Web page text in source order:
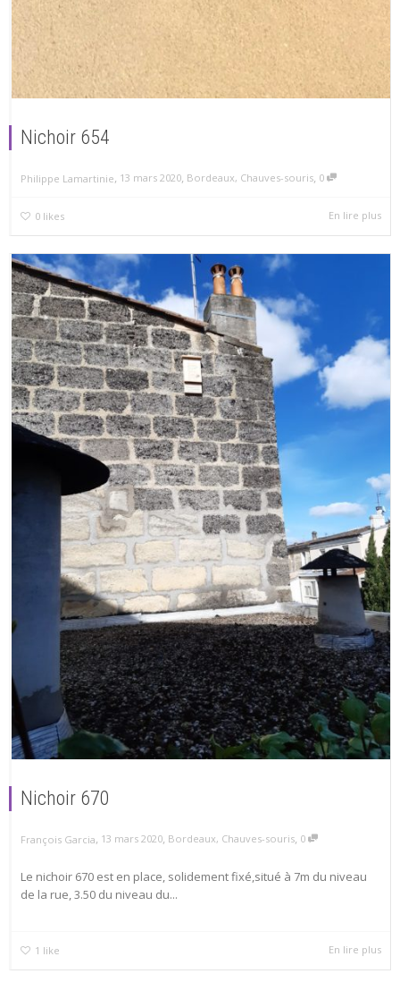
Nichoir 654
Philippe Lamartinie, 13 mars 2020, Bordeaux, Chauves-souris, 0
0 likes En lire plus
Nichoir 670
François Garcia, 13 mars 2020, Bordeaux, Chauves-souris, 0
Le nichoir 670 est en place, solidement fixé,situé à 7m du niveau
de la rue, 3.50 du niveau du...
1 like En lire plus